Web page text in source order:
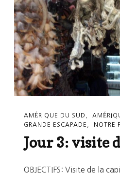
PAZ,
En
Bolivie,
Ou
Au
Mexique!!!
AMÉRIQUE DU SUD
GRANDE ESCAPADE
NOTRE
Jour 3: visite
OBJECTIFS: Visite de la